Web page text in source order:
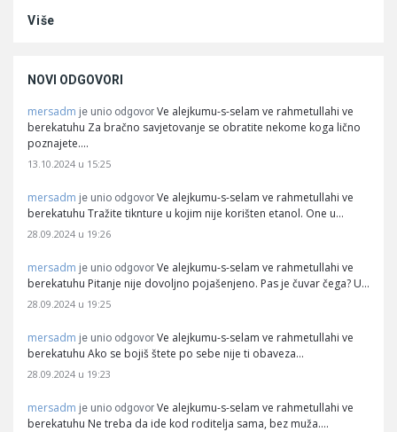
Više
NOVI ODGOVORI
mersadm je unio odgovor Ve alejkumu-s-selam ve rahmetullahi ve
berekatuhu Za bračno savjetovanje se obratite nekome koga lično
poznajete.…
13.10.2024 u 15:25
mersadm je unio odgovor Ve alejkumu-s-selam ve rahmetullahi ve
berekatuhu Tražite tiknture u kojim nije korišten etanol. One u…
28.09.2024 u 19:26
mersadm je unio odgovor Ve alejkumu-s-selam ve rahmetullahi ve
berekatuhu Pitanje nije dovoljno pojašenjeno. Pas je čuvar čega? U…
28.09.2024 u 19:25
mersadm je unio odgovor Ve alejkumu-s-selam ve rahmetullahi ve
berekatuhu Ako se bojiš štete po sebe nije ti obaveza…
28.09.2024 u 19:23
mersadm je unio odgovor Ve alejkumu-s-selam ve rahmetullahi ve
berekatuhu Ne treba da ide kod roditelja sama, bez muža.…